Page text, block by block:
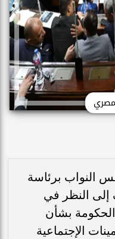
النواب برئاسة
النظر في
بشأن
الإجتماعية